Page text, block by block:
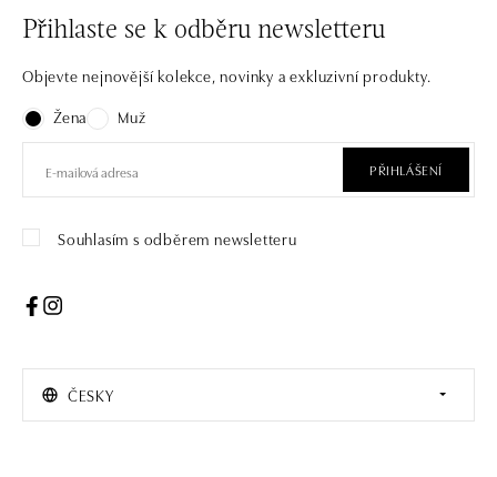
Přihlaste se k odběru newsletteru
Objevte nejnovější kolekce, novinky a exkluzivní produkty.
Žena
Muž
PŘIHLÁŠENÍ
Souhlasím s odběrem newsletteru
ČESKY